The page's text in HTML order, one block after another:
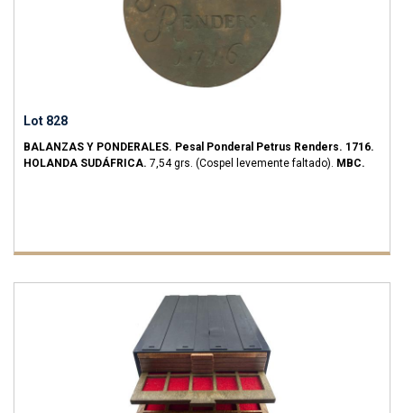
Lot 828
BALANZAS Y PONDERALES. Pesal Ponderal Petrus Renders. 1716.
HOLANDA SUDÁFRICA. 7,54 grs. (Cospel levemente faltado). MBC.